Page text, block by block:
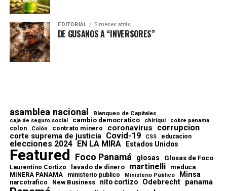
EDITORIAL 5 meses atrás
DE GUSANOS A “INVERSORES”
asamblea nacional Blanqueo de Capitales
caja de seguro social cambio democratico chiriqui cobre panama
colon Colón contrato minero coronavirus corrupcion
corte suprema de justicia Covid-19 CSS educacion
elecciones 2024 EN LA MIRA Estados Unidos
Featured Foco Panamá glosas Glosas de Foco
Laurentino Cortizo lavado de dinero martinelli meduca
MINERA PANAMA ministerio publico Ministerio Público Minsa
narcotrafico New Business nito cortizo Odebrecht panama